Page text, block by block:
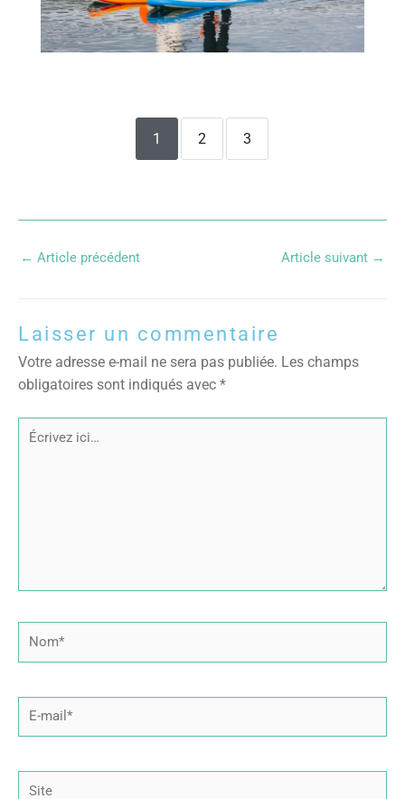
1 2 3
← Article précédent Article suivant →
Laisser un commentaire
Votre adresse e-mail ne sera pas publiée. Les champs
obligatoires sont indiqués avec *
Écrivez
Site